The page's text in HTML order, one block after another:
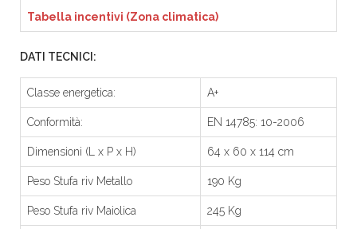
Tabella incentivi (Zona climatica)
DATI TECNICI:
Classe energetica: A+
Conformità: EN 14785: 10-2006
Dimensioni (L x P x H) 64 x 60 x 114 cm
Peso Stufa riv Metallo 190 Kg
Peso Stufa riv Maiolica 245 Kg